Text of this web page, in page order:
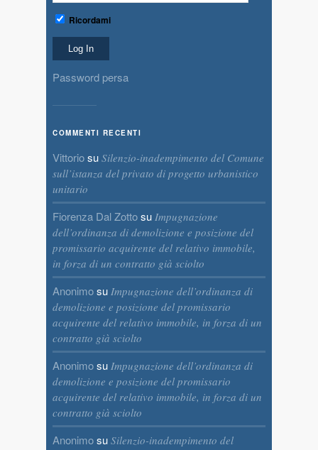
Ricordami
Password persa
COMMENTI RECENTI
Vittoriosu Silenzio-inadempimento del Comune
sull’istanza del privato di progetto urbanistico
unitario
Fiorenza Dal Zottosu Impugnazione
dell’ordinanza di demolizione e posizione del
promissario acquirente del relativo immobile,
in forza di un contratto già sciolto
Anonimosu Impugnazione dell’ordinanza di
demolizione e posizione del promissario
acquirente del relativo immobile, in forza di un
contratto già sciolto
Anonimosu Impugnazione dell’ordinanza di
demolizione e posizione del promissario
acquirente del relativo immobile, in forza di un
contratto già sciolto
Anonimosu Silenzio-inadempimento del